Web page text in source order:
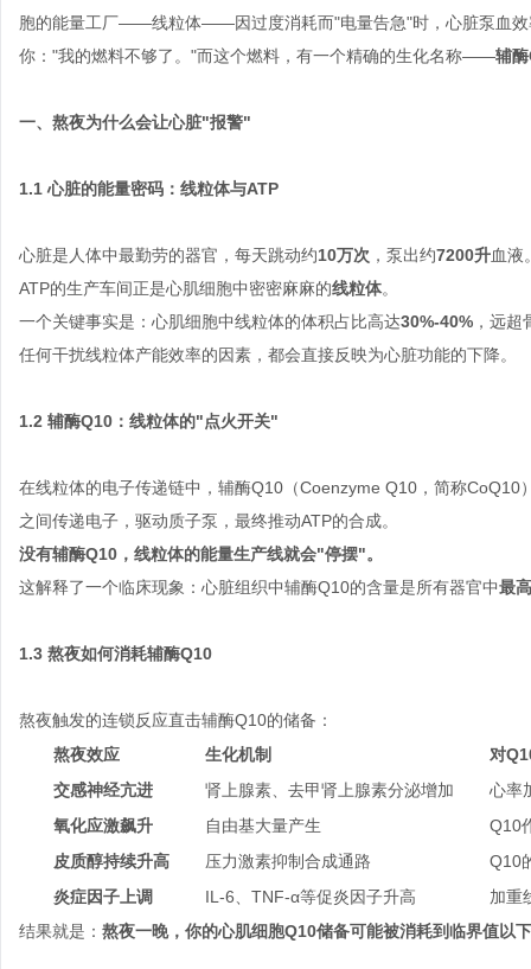
胞的能量工厂——线粒体——因过度消耗而"电量告急"时，心脏泵血效
你："我的燃料不够了。"而这个燃料，有一个精确的生化名称——辅
一、熬夜为什么会让心脏"报警"
1.1 心脏的能量密码：线粒体与ATP
心脏是人体中最勤劳的器官，每天跳动约10万次 ，泵出约7200升血液
ATP的生产车间正是心肌细胞中密密麻麻的线粒体。
一个关键事实是：心肌细胞中线粒体的体积占比高达30%-40% ，远
任何干扰线粒体产能效率的因素，都会直接反映为心脏功能的下降。
1.2 辅酶Q10：线粒体的"点火开关"
在线粒体的电子传递链中，辅酶Q10（Coenzyme Q10，简称
之间传递电子，驱动质子泵，最终推动ATP的合成。
没有辅酶Q10，线粒体的能量生产线就会"停摆"。
这解释了一个临床现象：心脏组织中辅酶Q10的含量是所有器官中最
1.3 熬夜如何消耗辅酶Q10
熬夜触发的连锁反应直击辅酶Q10的储备：
熬夜效应
生化机制
对
交感神经亢进
肾上腺素、去甲肾上腺素分泌增加
心率
氧化应激飙升
自由基大量产生
Q10
皮质醇持续升高
压力激素抑制合成通路
Q10
炎症因子上调
IL-6、TNF-α等促炎因子升高
加重
结果就是： 熬夜一晚，你的心肌细胞Q10储备可能被消耗到临界值以下